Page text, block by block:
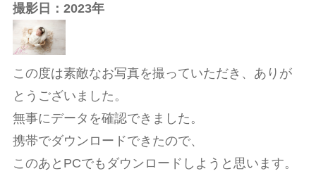
撮影日：2023年
この度は素敵なお写真を撮っていただき、ありが
とうございました。
無事にデータを確認できました。
携帯でダウンロードできたので、
このあとPCでもダウンロードしようと思います。